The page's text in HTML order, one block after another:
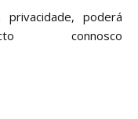
poderá
connosco